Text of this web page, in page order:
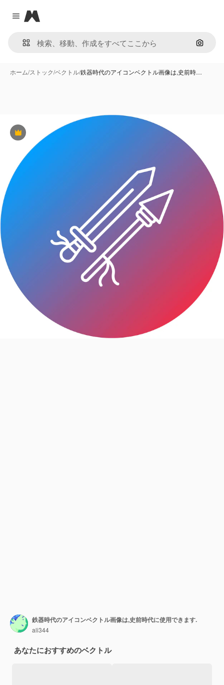
Close menu
Magnific
画像で
ホーム/ストック/ベクトル/鉄器時代のアイコンベクトル画像は,史前時…
Premium
鉄器時代のアイコンベクトル画像は,史前時代に使用できます.
ali344
あなたにおすすめのベクトル